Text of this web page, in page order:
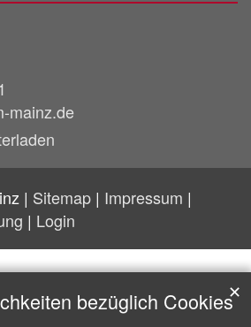
mainz.de
| Sitemap | Impressum |
| Login
bezüglich Cookies✕